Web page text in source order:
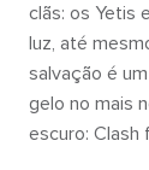
clãs: os Yetis
luz, até
salvação é
gelo no mais
escuro: Clash